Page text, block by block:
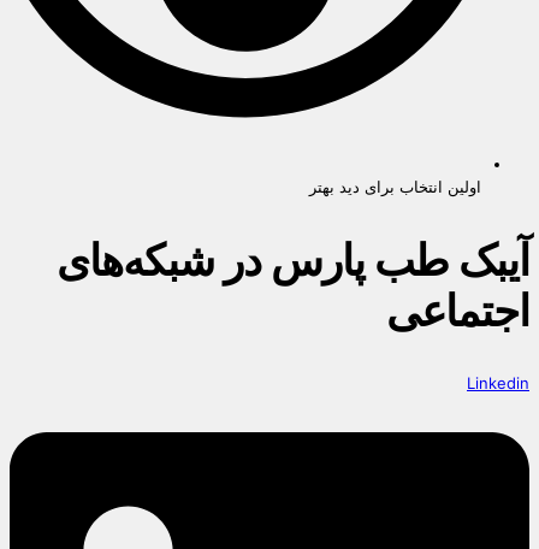
اولین انتخاب برای دید بهتر
آیبک طب پارس در شبکه‌های
اجتماعی
Linkedin